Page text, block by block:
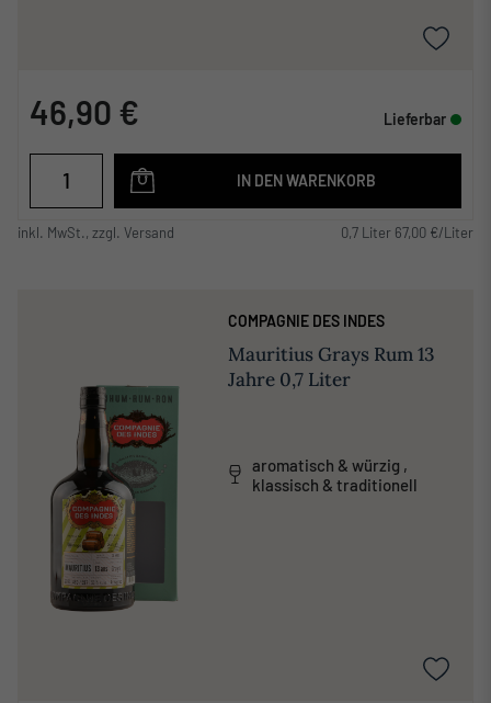
46,90 € Lieferbar
IN DEN WARENKORB
inkl. MwSt., zzgl. Versand 0,7 Liter 67,00 €/Liter
COMPAGNIE DES INDES
Mauritius Grays Rum 13
Jahre 0,7 Liter
aromatisch & würzig ,
klassisch & traditionell